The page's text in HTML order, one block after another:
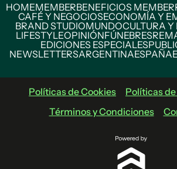
HOMEMEMBERBENEFICIOS MEMBER
CAFÉ Y NEGOCIOSECONOMÍA Y
BRAND STUDIOMUNDOCULTURA Y
LIFESTYLEOPINIÓNFÚNEBRES
EDICIONES ESPECIALES
NEWSLETTERSARGENTINAESPAÑA
Políticas de Cookies
Políticas
Términos y Condiciones